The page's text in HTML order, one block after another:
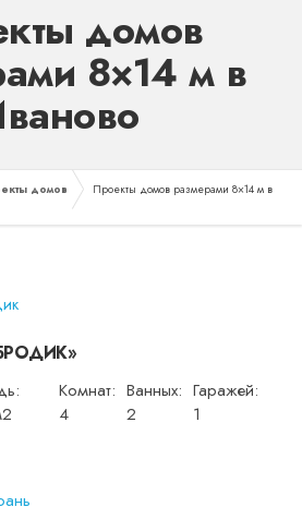
домов
8×14 м в
домов
Проекты домов размерами 8×14 м в
Комнат:
4
Ванных:
2
Гаражей:
1